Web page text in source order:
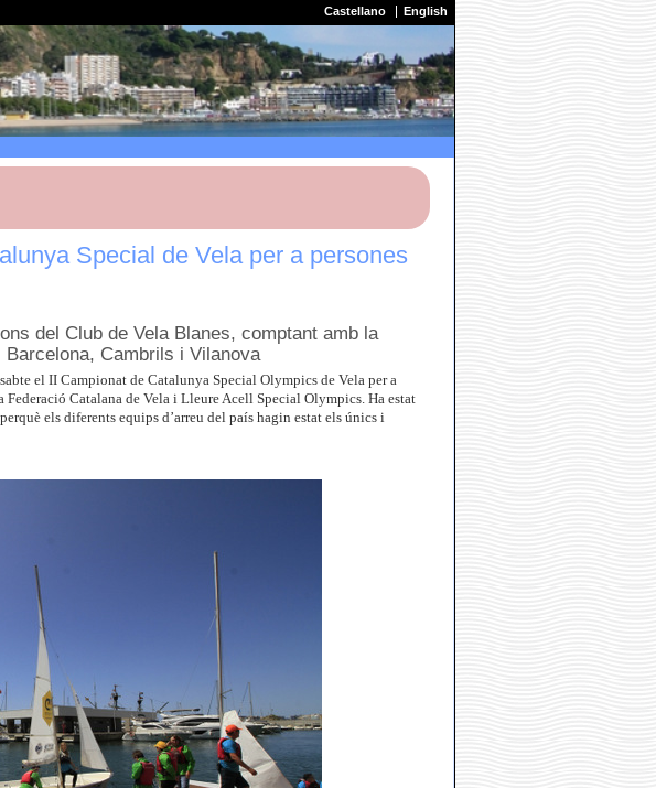
Castellano English
Special de Vela per a persones
del Club de Vela Blanes, comptant amb la
Barcelona, Cambrils i Vilanova
el II Campionat de Catalunya Special Olympics de Vela per a
Catalana de Vela i Lleure Acell Special Olympics. Ha estat
els diferents equips d’arreu del país hagin estat els únics i